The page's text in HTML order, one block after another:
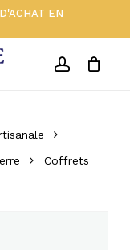
EN
account
Close
Coffrets
-